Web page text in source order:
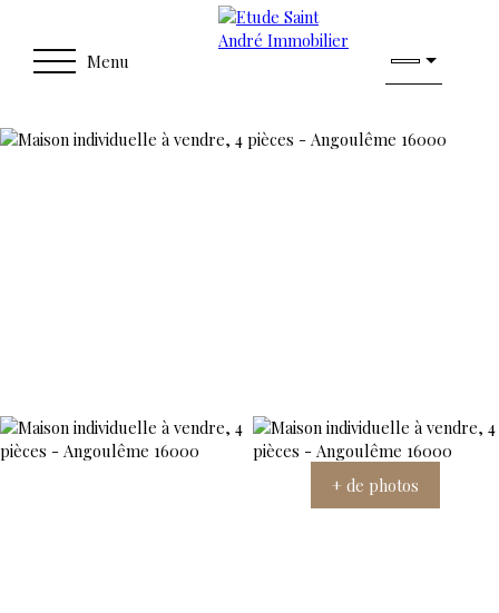
Menu
+ de photos